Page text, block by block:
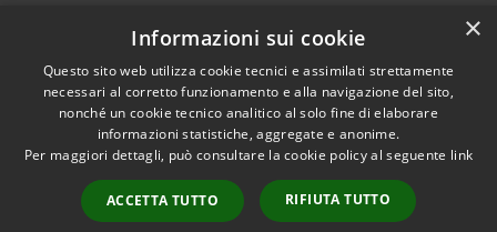
Dichiarazione di accessibilità Meccanismo di feedback
RSS
Accessibilità
Copyright © 2026 • Comune di
Bitonto • Powered by
Municipium•
Accesso
redazione
×
Informazioni sui cookie
Questo sito web utilizza cookie tecnici e assimilati strettamente
necessari al corretto funzionamento e alla navigazione del sito,
nonché un cookie tecnico analitico al solo fine di elaborare
informazioni statistiche, aggregate e anonime.
Per maggiori dettagli, può consultare la cookie policy al seguente link
ACCETTA TUTTO RIFIUTA TUTTO